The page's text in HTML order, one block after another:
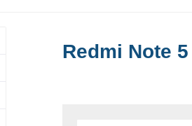
Redmi Note